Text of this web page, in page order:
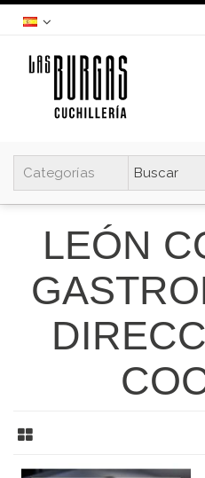
LEÓN